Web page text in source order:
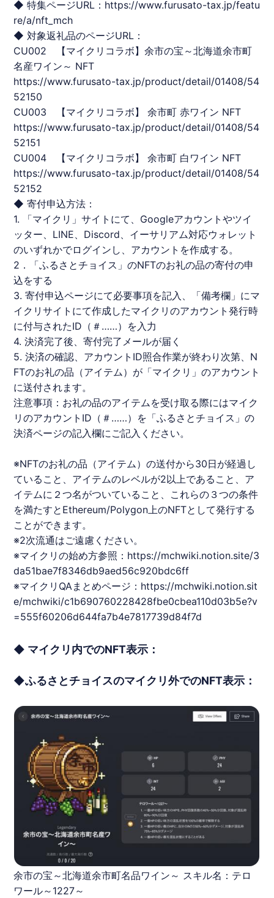
◆ 特集ページURL： https://www.furusato-tax.jp/featu
re/a/nft_mch
◆ 対象返礼品のページURL：
CU002 【マイクリコラボ】余市の宝～北海道余市町
名産ワイン～ NFT
https://www.furusato-tax.jp/product/detail/01408/54
52150
CU003 【マイクリコラボ】 余市町 赤ワイン NFT
https://www.furusato-tax.jp/product/detail/01408/54
52151
CU004 【マイクリコラボ】 余市町 白ワイン NFT
https://www.furusato-tax.jp/product/detail/01408/54
52152
◆ 寄付申込方法：
1. 「マイクリ」サイトにて、Googleアカウントやツイ
ッター、LINE、Discord、イーサリアム対応ウォレット
のいずれかでログインし、アカウントを作成する。
2．「ふるさとチョイス」のNFTのお礼の品の寄付の申
込をする
3. 寄付申込ページにて必要事項を記入、「備考欄」にマ
イクリサイトにて作成したマイクリのアカウント発行時
に付与されたID（＃……）を入力
4. 決済完了後、寄付完了メールが届く
5. 決済の確認、アカウントID照合作業が終わり次第、 N
FTのお礼の品（アイテム）が「マイクリ」のアカウント
に送付されます。
注意事項：お礼の品のアイテムを受け取る際にはマイク
リのアカウントID（＃……）を「ふるさとチョイス」の
決済ページの記入欄にご記入ください。
※NFTのお礼の品（アイテム）の送付から30日が経過し
ていること、アイテムのレベルが2以上であること、ア
イテムに２つ名がついていること、これらの３つの条件
を満たすとEthereum/Polygon上のNFTとして発行する
ことができます。
※2次流通はご遠慮ください。
※マイクリの始め方参照： https://mchwiki.notion.site/3
da51bae7f8346db9aed56c920bdc6ff
※マイクリQAまとめページ： https://mchwiki.notion.sit
e/mchwiki/c1b690760228428fbe0cbea110d03b5e?v
=555f60206d644fa7b4e7817739d84f7d
◆ マイクリ内でのNFT表示：
◆ふるさとチョイスのマイクリ外でのNFT表示：
余市の宝～北海道余市町名品ワイン～ スキル名：テロ
ワール～1227～